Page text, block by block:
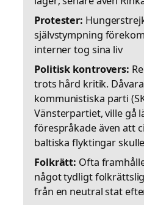
Protester:
självstympning
interner tog sina liv
Politisk kontrovers:
trots hård kritik.
kommunistiska parti
Vänsterpartiet, ville gå
förespråkade även att
baltiska flyktingar
Folkrätt: Ofta
något tydligt
från en neutral stat